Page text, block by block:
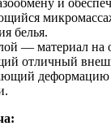
белья.
— материал на
отличный
деформацию